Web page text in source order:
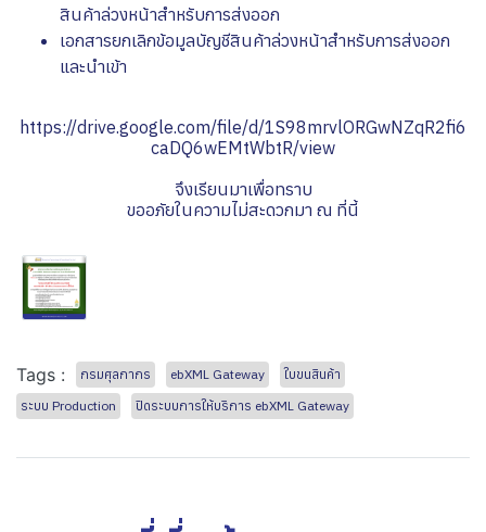
สินค้าล่วงหน้าสำหรับการส่งออก
เอกสารยกเลิกข้อมูลบัญชีสินค้าล่วงหน้าสำหรับการส่งออก
และนำเข้า
https://drive.google.com/file/d/1S98mrvlORGwNZqR2fi6
caDQ6wEMtWbtR/view
จึงเรียนมาเพื่อทราบ
ขออภัยในความไม่สะดวกมา ณ ที่นี้
Tags : กรมศุลกากร ebXML Gateway
ใบขนสินค้า
ระบบ Production
ปิดระบบการให้บริการ ebXML Gateway